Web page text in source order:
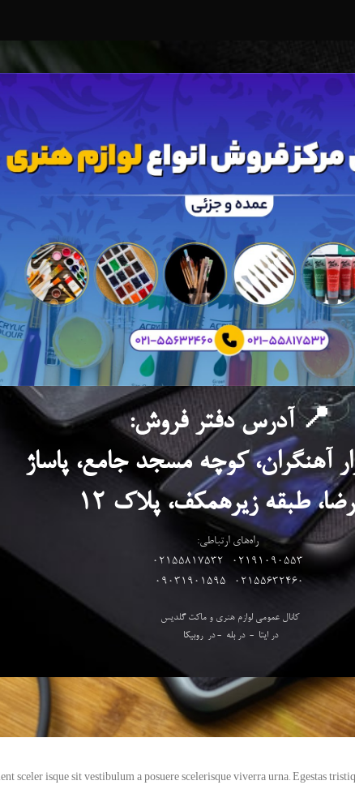
📍 آدرس دفتر فروش:
آهنگران، کوچه مسجد جامع، پاساژ
طبقه زیرهمکف، پلاک ۱۲
راه‌های ارتباطی:
02155817532
02155632460
09031901595
کانال عمومی لوازم هنری و ماکت گلدیس
در ایتا - دربله - در روبیکا
Blog
خانه trends
DESIGN TRENDS
The big design: Wall likes pictures
ارسال توسط
sceler isque sit vestibulum a posuere scelerisque viverra urna. Egestas